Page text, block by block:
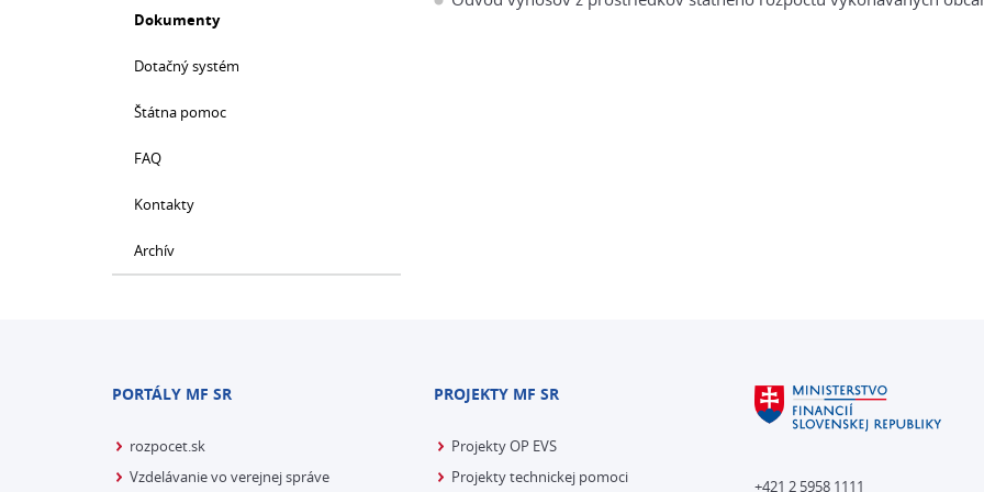
Dokumenty
Dotačný systém
Štátna pomoc
FAQ
Kontakty
Archív
PORTÁLY MF SR
rozpocet.sk
Vzdelávanie vo verejnej správe
PROJEKTY MF SR
Projekty OP EVS
Projekty technickej pomoci
+421 2 5958 1111